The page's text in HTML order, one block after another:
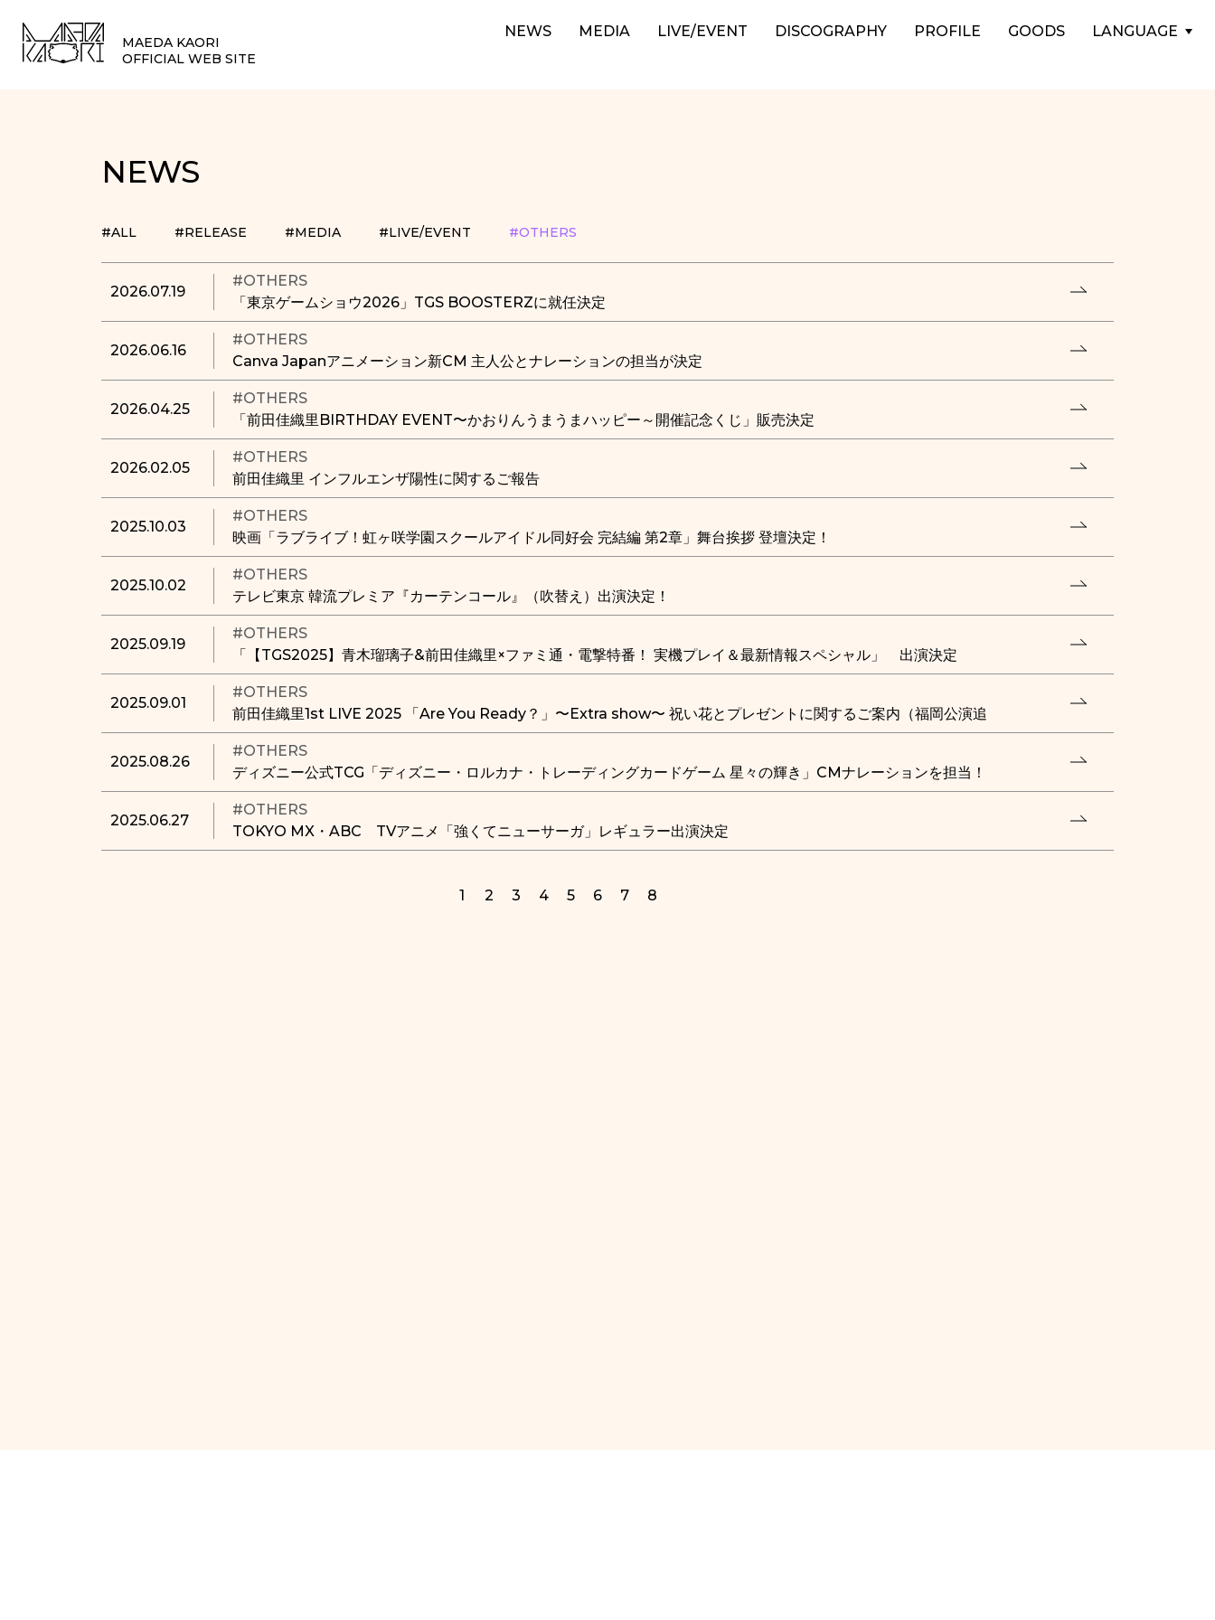
MAEDA KAORI
OFFICIAL WEB SITE
NEWS MEDIA LIVE/EVENT DISCOGRAPHY PROFILE GOODS LANGUAGE
NEWS
#ALL #RELEASE #MEDIA #LIVE/EVENT #OTHERS
2026.07.19
#OTHERS
「東京ゲームショウ2026」TGS BOOSTERZに就任決定
2026.06.16
#OTHERS
Canva Japanアニメーション新CM 主人公とナレーションの担当が決定
2026.04.25
#OTHERS
「前田佳織里BIRTHDAY EVENT〜かおりんうまうまハッピー～開催記念くじ」販売決定
2026.02.05
#OTHERS
前田佳織里 インフルエンザ陽性に関するご報告
2025.10.03
#OTHERS
映画「ラブライブ！虹ヶ咲学園スクールアイドル同好会 完結編 第2章」舞台挨拶 登壇決定！
2025.10.02
#OTHERS
テレビ東京 韓流プレミア『カーテンコール』（吹替え）出演決定！
2025.09.19
#OTHERS
「【TGS2025】青木瑠璃子&前田佳織里×ファミ通・電撃特番！ 実機プレイ＆最新情報スペシャル」 出演決定
2025.09.01
#OTHERS
前田佳織里1st LIVE 2025 「Are You Ready？」〜Extra show〜 祝い花とプレゼントに関するご案内（福岡公演追
2025.08.26
#OTHERS
ディズニー公式TCG「ディズニー・ロルカナ・トレーディングカードゲーム 星々の輝き」CMナレーションを担当！
2025.06.27
#OTHERS
TOKYO MX・ABC TVアニメ「強くてニューサーガ」レギュラー出演決定
1 2 3 4 5 6 7 8